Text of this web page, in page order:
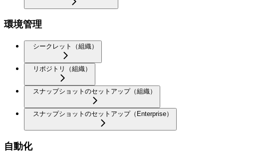
環境管理
シークレット（組織）
リポジトリ（組織）
スナップショットのセットアップ（組織）
スナップショットのセットアップ（Enterprise）
自動化